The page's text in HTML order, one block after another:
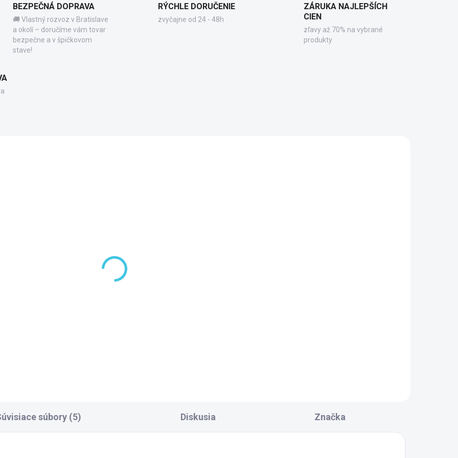
BEZPEČNÁ DOPRAVA
🚚 Vlastný rozvoz v Bratislave
a okolí – doručíme vám tovar
bezpečne a v špičkovom
stave!
RÝCHLE DORUČENIE
zvyčajne od 24 - 48h
ZÁRUKA NAJLEPŠÍCH
CIEN
zľavy až 70% na vybrané
produkty
súbory (5) Diskusia Značka